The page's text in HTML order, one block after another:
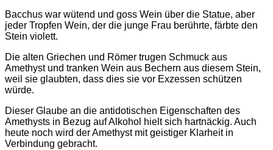
Bacchus war wütend und goss Wein über die Statue, aber
jeder Tropfen Wein, der die junge Frau berührte, färbte den
Stein violett.
Die alten Griechen und Römer trugen Schmuck aus
Amethyst und tranken Wein aus Bechern aus diesem Stein,
weil sie glaubten, dass dies sie vor Exzessen schützen
würde.
Dieser Glaube an die antidotischen Eigenschaften des
Amethysts in Bezug auf Alkohol hielt sich hartnäckig. Auch
heute noch wird der Amethyst mit geistiger Klarheit in
Verbindung gebracht.